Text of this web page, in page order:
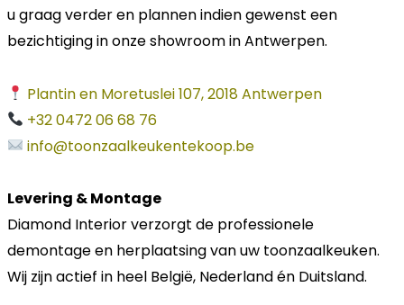
u graag verder en plannen indien gewenst een
bezichtiging in onze showroom in Antwerpen.
Plantin en Moretuslei 107, 2018 Antwerpen
+32 0472 06 68 76
info@toonzaalkeukentekoop.be
Levering & Montage
Diamond Interior verzorgt de professionele
demontage en herplaatsing van uw toonzaalkeuken.
Wij zijn actief in heel België, Nederland én Duitsland.